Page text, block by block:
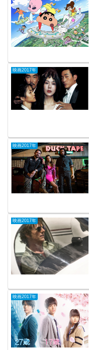
映画2017年
映画2017年
映画2017年
映画2017年